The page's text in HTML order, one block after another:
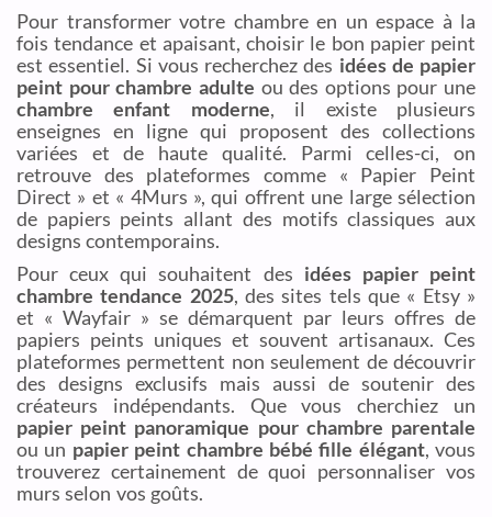
Pour transformer votre chambre en un espace à la
fois tendance et apaisant, choisir le bon papier peint
est essentiel. Si vous recherchez des idées de papier
peint pour chambre adulte ou des options pour une
chambre enfant moderne, il existe plusieurs
enseignes en ligne qui proposent des collections
variées et de haute qualité. Parmi celles-ci, on
retrouve des plateformes comme « Papier Peint
Direct » et « 4Murs », qui offrent une large sélection
de papiers peints allant des motifs classiques aux
designs contemporains.
Pour ceux qui souhaitent des idées papier peint
chambre tendance 2025, des sites tels que « Etsy »
et « Wayfair » se démarquent par leurs offres de
papiers peints uniques et souvent artisanaux. Ces
plateformes permettent non seulement de découvrir
des designs exclusifs mais aussi de soutenir des
créateurs indépendants. Que vous cherchiez un
papier peint panoramique pour chambre parentale
ou un papier peint chambre bébé fille élégant, vous
trouverez certainement de quoi personnaliser vos
murs selon vos goûts.